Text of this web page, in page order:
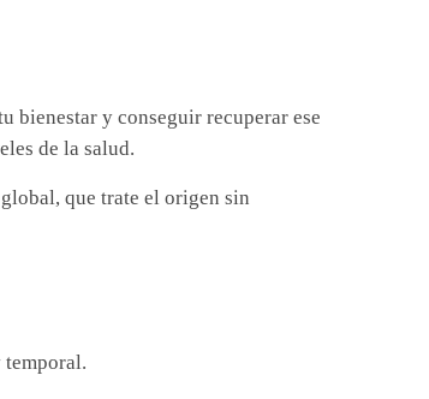
bienestar y conseguir recuperar ese
de la salud.
que trate el origen sin